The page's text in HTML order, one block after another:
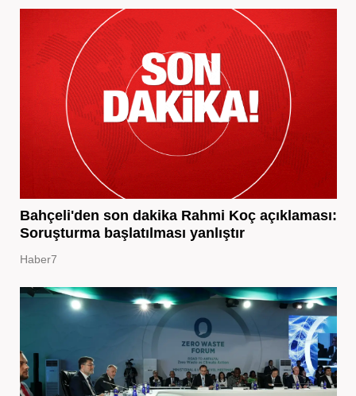
Bahçeli'den son dakika Rahmi Koç açıklaması:
Soruşturma başlatılması yanlıştır
Haber7